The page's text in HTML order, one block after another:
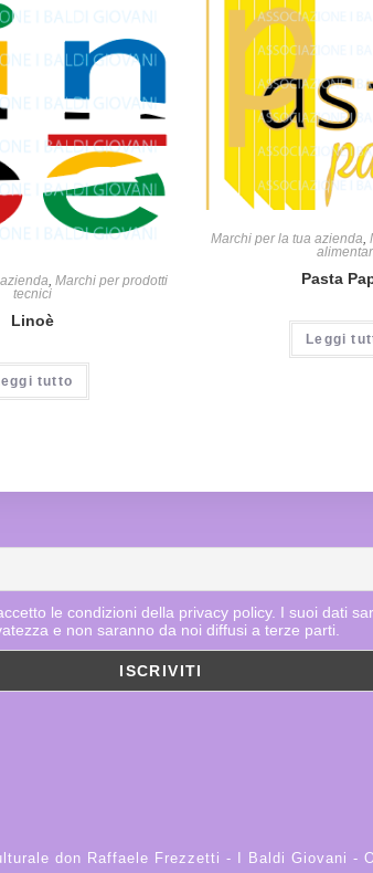
,Marchi per prodotti
tecnici
Linoè
tutto
Marchi per la tua azienda,
Pasta
Leggi
le condizioni della privacy policy. I suoi dati
e non saranno da noi diffusi a terze parti.
don Raffaele Frezzetti - I Baldi Giovani -